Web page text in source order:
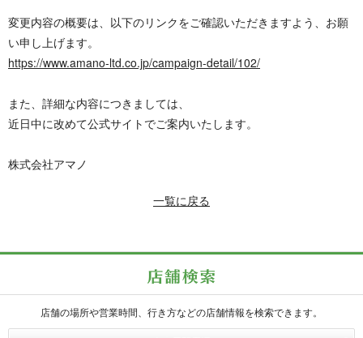
変更内容の概要は、以下のリンクをご確認いただきますよう、お願
い申し上げます。
https://www.amano-ltd.co.jp/campaign-detail/102/
また、詳細な内容につきましては、
近日中に改めて公式サイトでご案内いたします。
株式会社アマノ
一覧に戻る
店舗の場所や営業時間、行き方などの店舗情報を検索できます。